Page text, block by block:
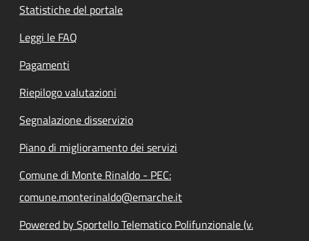
Statistiche del portale
Leggi le FAQ
Pagamenti
Riepilogo valutazioni
Segnalazione disservizio
Piano di miglioramento dei servizi
Comune di Monte Rinaldo - PEC:
comune.monterinaldo@emarche.it
Powered by Sportello Telematico Polifunzionale (v.